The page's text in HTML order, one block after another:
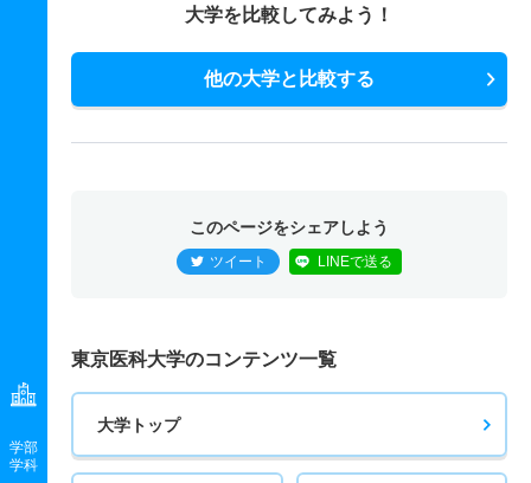
学部
学科
大学を比較してみよう！
他の大学と比較する
このページをシェアしよう
ツイート LINEで送る
東京医科大学のコンテンツ一覧
大学トップ